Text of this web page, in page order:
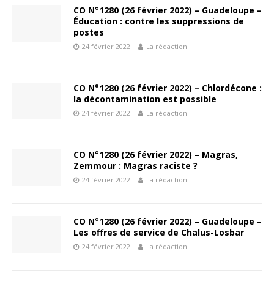
CO N°1280 (26 février 2022) – Guadeloupe –
Éducation : contre les suppressions de
postes
24 février 2022 La rédaction
CO N°1280 (26 février 2022) – Chlordécone :
la décontamination est possible
24 février 2022 La rédaction
CO N°1280 (26 février 2022) – Magras,
Zemmour : Magras raciste ?
24 février 2022 La rédaction
CO N°1280 (26 février 2022) – Guadeloupe –
Les offres de service de Chalus-Losbar
24 février 2022 La rédaction